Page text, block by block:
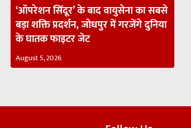
‘ऑपरेशन सिंदूर’ के बाद वायुसेना का सबसे
बड़ा शक्ति प्रदर्शन, जोधपुर में गरजेंगे दुनिया
के घातक फाइटर जेट
August 5, 2026